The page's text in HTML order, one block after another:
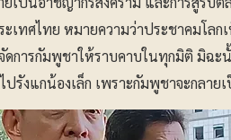
เทศไทย หมายความว่าประชาคมโลก
การกัมพูชาให้ราบคาบในทุกมิติ มิฉะ
รังแกน้องเล็ก เพราะกัมพูชาจะกลาย